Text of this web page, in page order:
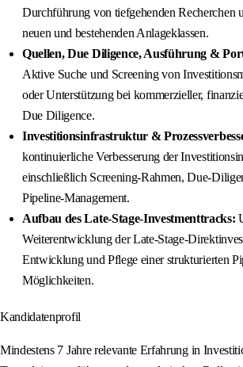
Durchführung von tiefgehenden Recherchen
neuen und bestehenden Anlageklassen.
Quellen, Due Diligence, Ausführung &
Aktive Suche und Screening von
oder Unterstützung bei kommerzieller,
Due Diligence.
Investitionsinfrastruktur &
kontinuierliche Verbesserung der
einschließlich Screening-Rahmen, Due-
Pipeline-Management.
Aufbau des Late-Stage-Investmenttracks:
Weiterentwicklung der Late-Stage-
Entwicklung und Pflege einer strukturierten
Möglichkeiten.
Kandidatenprofil
Mindestens 7 Jahre relevante Erfahrung in